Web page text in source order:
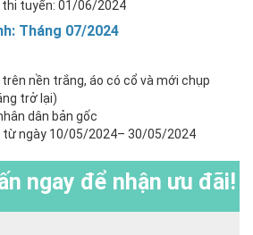
thi tuyển: 01/06/2024
Tháng 07/2024
nền trắng, áo có cổ và mới chụp
trở lại)
dân bản gốc
từ ngày 10/05/2024– 30/05/2024
ngay để nhận ưu đãi!